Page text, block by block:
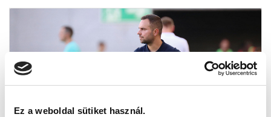
Ez a weboldal sütiket használ.